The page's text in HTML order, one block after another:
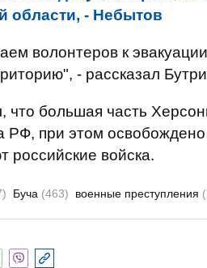
области, - Небытов
волонтеров к
- рассказал
что большая часть
РФ, при этом
российские войска.
Буча (463) военные преступления